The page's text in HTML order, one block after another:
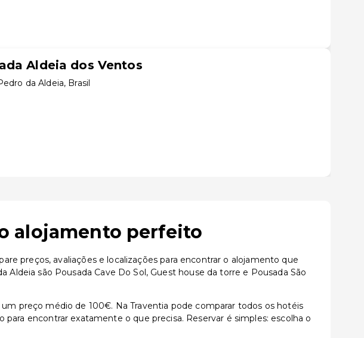
Aldeia dos Ventos
da Aldeia, Brasil
alojamento perfeito
preços, avaliações e localizações para encontrar o alojamento que
são Pousada Cave Do Sol, Guest house da torre e Pousada São
preço médio de 100€. Na Traventia pode comparar todos os hotéis
encontrar exatamente o que precisa. Reservar é simples: escolha o